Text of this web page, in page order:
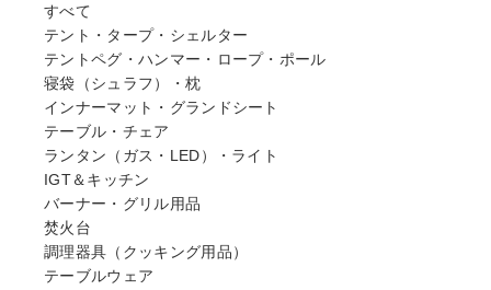
すべて
テント・タープ・シェルター
テントペグ・ハンマー・ロープ・ポール
寝袋（シュラフ）・枕
インナーマット・グランドシート
テーブル・チェア
ランタン（ガス・LED）・ライト
IGT＆キッチン
バーナー・グリル用品
焚火台
調理器具（クッキング用品）
テーブルウェア